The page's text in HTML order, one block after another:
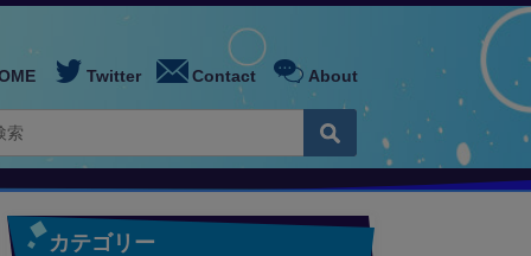
Twitter Contact About
カテゴリー